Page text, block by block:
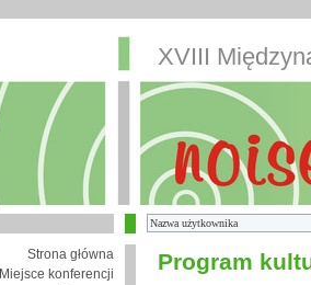
XVIII
Strona główna
Miejsce konferencji
Program